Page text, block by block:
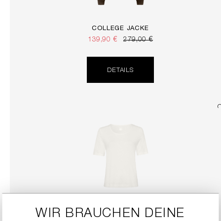
COLLEGE JACKE
139,90 € 279,00 €
DETAILS
SHIRT MIT RUNDHALSAUSSCHNITT
WIR BRAUCHEN DEINE